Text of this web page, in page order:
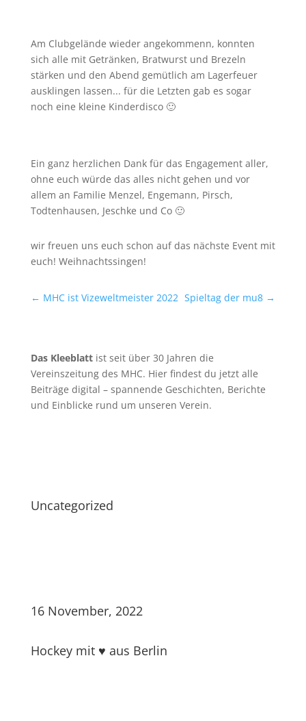
Am Clubgelände wieder angekommenn, konnten
sich alle mit Getränken, Bratwurst und Brezeln
stärken und den Abend gemütlich am Lagerfeuer
ausklingen lassen... für die Letzten gab es sogar
noch eine kleine Kinderdisco 🙂
Ein ganz herzlichen Dank für das Engagement aller,
ohne euch würde das alles nicht gehen und vor
allem an Familie Menzel, Engemann, Pirsch,
Todtenhausen, Jeschke und Co 🙂
wir freuen uns euch schon auf das nächste Event mit
euch! Weihnachtssingen!
← MHC ist Vizeweltmeister 2022 Spieltag der mu8 →
Das Kleeblattist seit über 30 Jahren die
Vereinszeitung des MHC. Hier findest du jetzt alle
Beiträge digital – spannende Geschichten, Berichte
und Einblicke rund um unseren Verein.
Uncategorized
16 November, 2022
Hockey mit ♥ aus Berlin